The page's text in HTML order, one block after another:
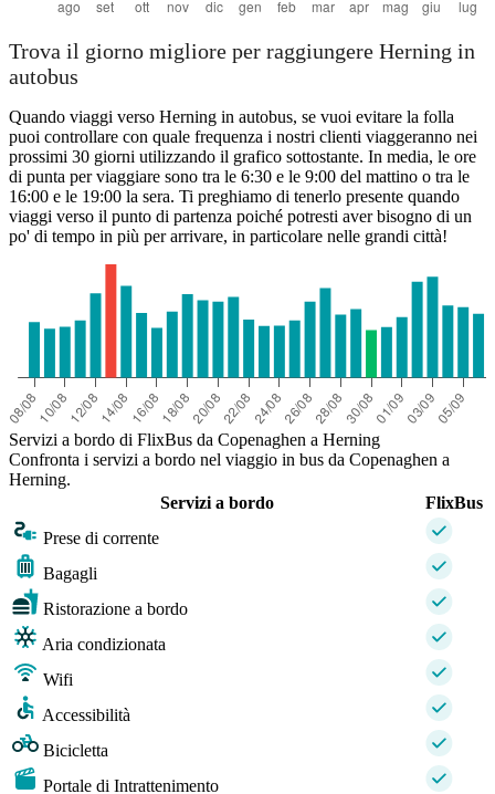
Trova il giorno migliore per raggiungere Herning in
autobus
Quando viaggi verso Herning in autobus, se vuoi evitare la folla
puoi controllare con quale frequenza i nostri clienti viaggeranno nei
prossimi 30 giorni utilizzando il grafico sottostante. In media, le ore
di punta per viaggiare sono tra le 6:30 e le 9:00 del mattino o tra le
16:00 e le 19:00 la sera. Ti preghiamo di tenerlo presente quando
viaggi verso il punto di partenza poiché potresti aver bisogno di un
po' di tempo in più per arrivare, in particolare nelle grandi città!
Servizi a bordo di FlixBus da Copenaghen a Herning
Confronta i servizi a bordo nel viaggio in bus da Copenaghen a
Herning.
Servizi a bordo
FlixBus
Prese di corrente
Bagagli
Ristorazione a bordo
Aria condizionata
Wifi
Accessibilità
Bicicletta
Portale di Intrattenimento